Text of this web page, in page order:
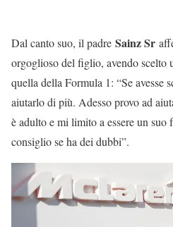
Dal canto suo, il padre Sainz Sr
orgoglioso del figlio, avendo scelto
quella della Formula 1: “Se avesse
aiutarlo di più. Adesso provo ad
è adulto e mi limito a essere un suo
consiglio se ha dei dubbi”.